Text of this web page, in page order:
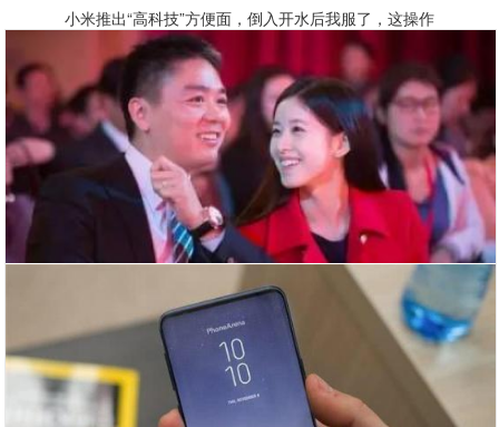
小米推出“高科技”方便面，倒入开水后我服了，这操作